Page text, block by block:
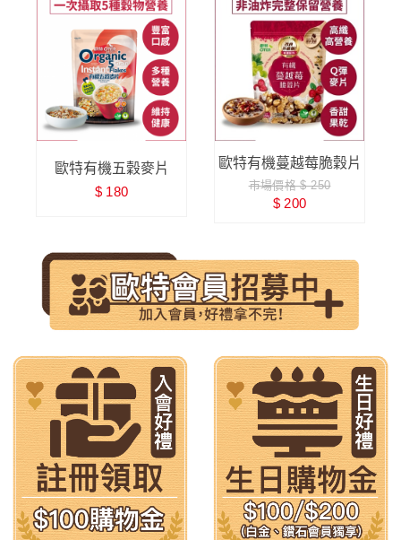
歐特有機五穀麥片
$ 180
歐特有機蔓越莓脆穀片
市場價格 $ 250
$ 200